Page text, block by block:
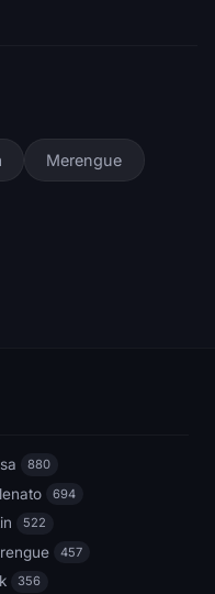
Merengue
880
694
522
457
356